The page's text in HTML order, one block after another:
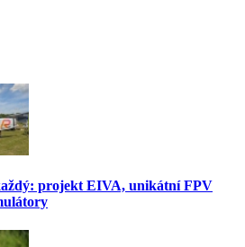
projekt EIVA, unikátní FPV